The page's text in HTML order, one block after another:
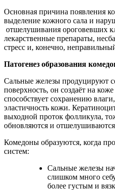
Основная причина появления
выделение кожного сала и
отшелушивания ороговевших
лекарственные препараты,
стресс и, конечно,
Патогенез образования
Сальные железы продуцируют
поверхность, он создаёт на
способствует сохранению
эластичность кожи.
выходной проток фолликула,
обновляются и
Комедоны образуются, когда
систем:
Сальные железы
слишком много
более густым и